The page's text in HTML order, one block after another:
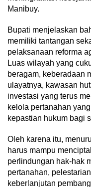
Manibuy.
Bupati menjelaskan
memiliki tantangan
pelaksanaan reforma
Luas wilayah yang
beragam, keberadaan
ulayatnya, kawasan
investasi yang terus
kelola pertanahan
kepastian hukum bagi
Oleh karena itu,
harus mampu
perlindungan hak-hak
pertanahan,
keberlanjutan